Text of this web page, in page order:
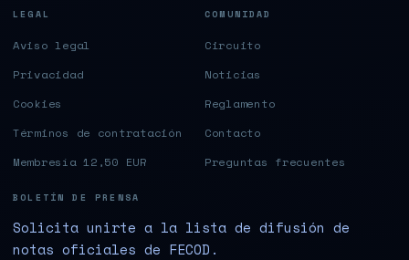
LEGAL
Aviso legal
Privacidad
Cookies
Términos de contratación
Membresía 12,50 EUR
COMUNIDAD
Circuito
Noticias
Reglamento
Contacto
Preguntas frecuentes
BOLETÍN DE PRENSA
Solicita unirte a la lista de difusión de
notas oficiales de FECOD.